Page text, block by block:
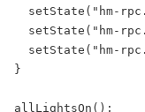
setState("hm-
setState("hm-
setState("hm-
}